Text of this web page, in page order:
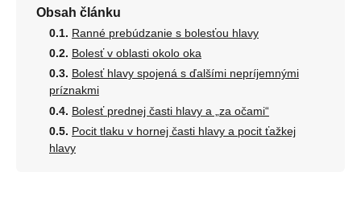
Obsah článku
Ranné prebúdzanie s bolesťou hlavy
Bolesť v oblasti okolo oka
Bolesť hlavy spojená s ďalšími nepríjemnými
príznakmi
Bolesť prednej časti hlavy a „za očami“
Pocit tlaku v hornej časti hlavy a pocit ťažkej
hlavy